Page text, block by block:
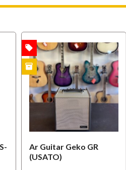
Ar Guitar Geko GR
(USATO)
local_offer
inventory
OFFERTA
USATO